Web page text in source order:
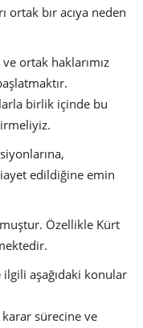
ortak bır acıya neden
ortak haklarımız
birlik içinde bu
edildiğine emin
Özellikle Kürt
aşağıdaki konular
sürecine ve